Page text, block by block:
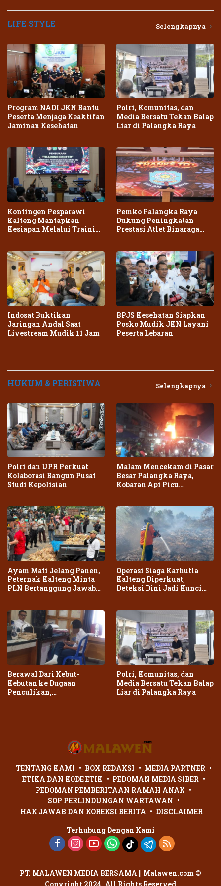
LIFE STYLE Selengkapnya
Program NADI JKN Bantu
Peserta Menjaga Keaktifan
Jaminan Kesehatan
Polri, Komunitas, dan
Media Bersatu Tekan Balap
Liar di Palangka Raya
Kontingen Pesparawi
Kalteng Mantapkan
Kesiapan Melalui Training
Pemko Palangka Raya
Dukung Peningkatan
Prestasi Atlet Binaraga
Indosat Buktikan
Jaringan Andal Saat
Livestream Mudik 11 Jam
BPJS Kesehatan Siapkan
Posko Mudik JKN Layani
Peserta Lebaran
HUKUM & PERISTIWA Selengkapnya
Polri dan UPR Perkuat
Kolaborasi Bangun Pusat
Studi Kepolisian
Malam Mencekam di Pasar
Besar Palangka Raya,
Kobaran Api Picu
Ayam Mati Jelang Panen,
Peternak Kalteng Minta
PLN Bertanggung Jawab
Operasi Siaga Karhutla
Kalteng Diperkuat,
Deteksi Dini Jadi Kunci
Berawal Dari Kebut-
Kebutan ke Dugaan
Penculikan,
Polri, Komunitas, dan
Media Bersatu Tekan Balap
Liar di Palangka Raya
TENTANG KAMI BOX REDAKSI
MEDIA PARTNER
ETIKA DAN KODE ETIK
PEDOMAN MEDIA SIBER
PEDOMAN PEMBERITAAN RAMAH ANAK
SOP PERLINDUNGAN WARTAWAN
HAK JAWAB DAN KOREKSI BERITA
DISCLAIMER
Terhubung Dengan Kami
PT. MALAWEN MEDIA BERSAMA || Malawen.com ©
Copyright 2024, All Rights Reserved